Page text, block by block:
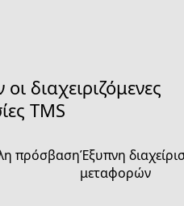
διαχειριζόμενες
TMS
πρόσβασηΈξυπνη
μεταφορών